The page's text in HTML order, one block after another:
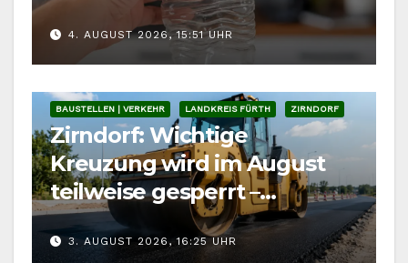
4. AUGUST 2026, 15:51 UHR
BAUSTELLEN | VERKEHR LANDKREIS FÜRTH ZIRNDORF
Zirndorf: Wichtige
Kreuzung wird im August
teilweise gesperrt –
Auswirkung auf
Kärwaumzug
3. AUGUST 2026, 16:25 UHR